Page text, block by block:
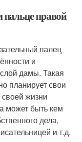
правой
палец
и
дамы. Такая
планирует свои
жизни
может быть кем
дела,
и т.д.